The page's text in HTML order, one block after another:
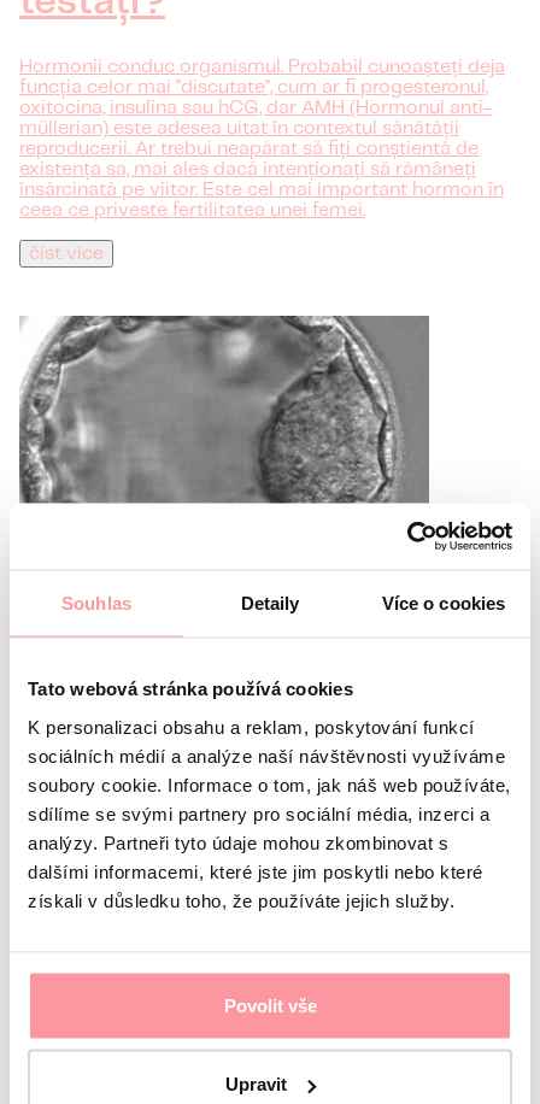
Souhlas Detaily Více o cookies
Tato webová stránka používá cookies
K personalizaci obsahu a reklam, poskytování funkcí
sociálních médií a analýze naší návštěvnosti využíváme
soubory cookie. Informace o tom, jak náš web používáte,
sdílíme se svými partnery pro sociální média, inzerci a
analýzy. Partneři tyto údaje mohou zkombinovat s
dalšími informacemi, které jste jim poskytli nebo které
získali v důsledku toho, že používáte jejich služby.
Povolit vše
Upravit
Hormonii conduc organismul. Probabil cunoașteți deja
funcția celor mai "discutate", cum ar fi progesteronul,
oxitocina, insulina sau hCG, dar AMH (Hormonul anti-
müllerian) este adesea uitat în contextul sănătății
reproducerii. Ar trebui neapărat să fiți conștientă de
existența sa, mai ales dacă intenționați să rămâneți
însărcinată pe viitor. Este cel mai important hormon în
ceea ce priveste fertilitatea unei femei.
číst více
citind · Articole
Blastocist: Embrion de
cinci zile
Většina embryotransferů v průběhu IVF léčby probíhá
pátý den, kdy je embryo ve stádiu blastocysty. Co to
však blastocysta přesně znamená a proč je toto
stádium tak důležité?
číst více
Contactați-ne
INFORMAȚII DESPRE DVS